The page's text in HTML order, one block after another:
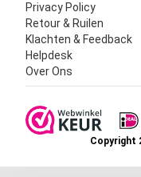
Privacy Policy
Retour & Ruilen
Klachten & Feedback
Helpdesk
Over Ons
Copyright